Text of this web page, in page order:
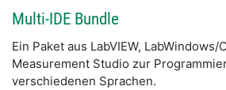
Multi-IDE Bundle
Ein Paket aus LabVIEW, LabWindows/
Measurement Studio zur
verschiedenen Sprachen.